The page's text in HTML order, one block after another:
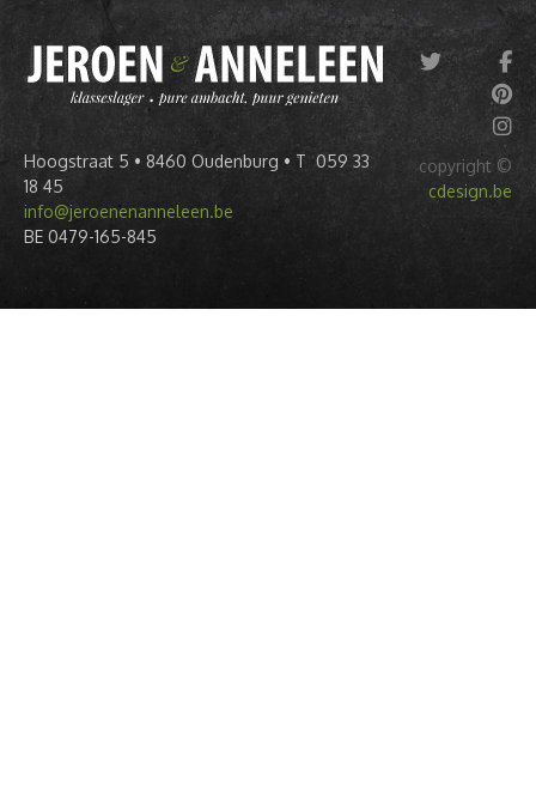
Hoogstraat 5 • 8460 Oudenburg • T 059 33
18 45
info@jeroenenanneleen.be
BE 0479-165-845
copyright ©
cdesign.be